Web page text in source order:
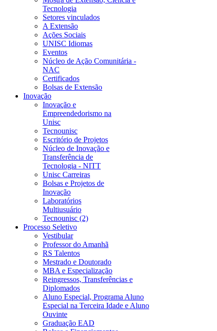
Tecnologia
Setores vinculados
A Extensão
Ações Sociais
UNISC Idiomas
Eventos
Núcleo de Ação Comunitária -
NAC
Certificados
Bolsas de Extensão
Inovação
Inovação e
Empreendedorismo na
Unisc
Tecnounisc
Escritório de Projetos
Núcleo de Inovação e
Transferência de
Tecnologia - NITT
Unisc Carreiras
Bolsas e Projetos de
Inovação
Laboratórios
Multiusuário
Tecnounisc (2)
Processo Seletivo
Vestibular
Professor do Amanhã
RS Talentos
Mestrado e Doutorado
MBA e Especialização
Reingressos, Transferências e
Diplomados
Aluno Especial, Programa Aluno
Especial na Terceira Idade e Aluno
Ouvinte
Graduação EAD